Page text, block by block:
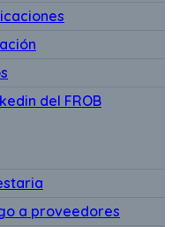
del FROB
a proveedores